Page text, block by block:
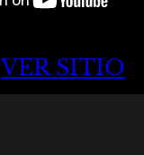
VER SITIO